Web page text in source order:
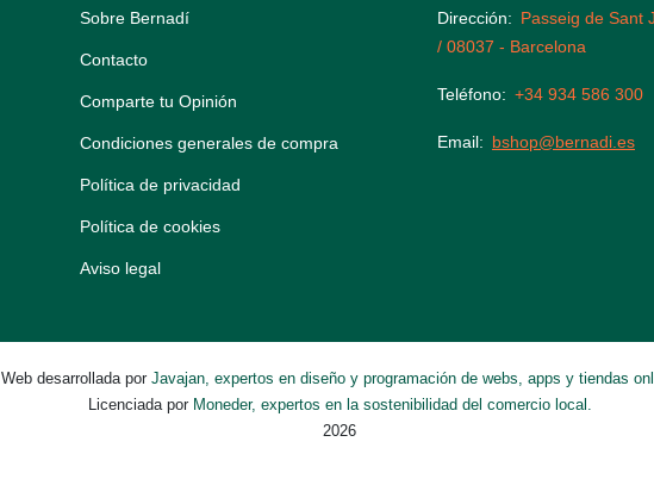
Sobre Bernadí
Contacto
Comparte tu Opinión
Condiciones generales de compra
Política de privacidad
Política de cookies
Aviso legal
Dirección
Passeig de Sant
/ 08037 - Barcelona
Teléfono +34 934 586 300
Email bshop@bernadi.es
Web desarrollada por Javajan, expertos en diseño y programación de webs, apps y tiendas
Licenciada por Moneder, expertos en la sostenibilidad del comercio local.
2026